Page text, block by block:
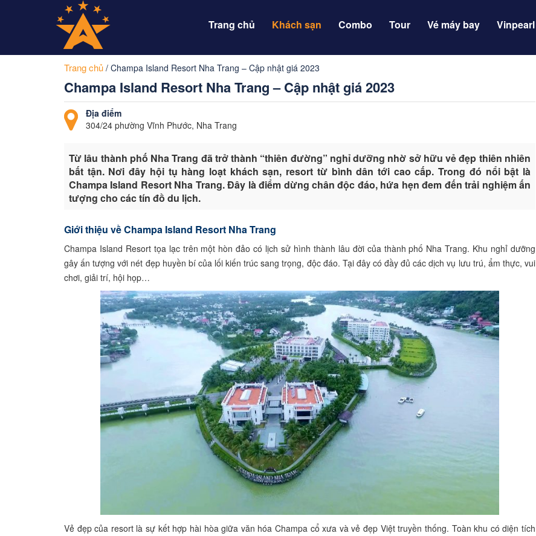
Trang chủ Khách sạn Combo Tour Vé máy bay Vinpearl
Trang chủ / Champa Island Resort Nha Trang – Cập nhật giá 2023
Champa Island Resort Nha Trang – Cập nhật giá 2023
Địa điểm
304/24 phường Vĩnh Phước, Nha Trang
Từ lâu thành phố Nha Trang đã trở thành “thiên đường” nghỉ dưỡng nhờ sở hữu vẻ đẹp thiên nhiên
bất tận. Nơi đây hội tụ hàng loạt khách sạn, resort từ bình dân tới cao cấp. Trong đó nổi bật là
Champa Island Resort Nha Trang. Đây là điểm dừng chân độc đáo, hứa hẹn đem đến trải nghiệm ấn
tượng cho các tín đồ du lịch.
Giới thiệu về Champa Island Resort Nha Trang
Champa Island Resort tọa lạc trên một hòn đảo có lịch sử hình thành lâu đời của thành phố Nha Trang. Khu nghỉ dưỡng
gây ấn tượng với nét đẹp huyền bí của lối kiến trúc sang trọng, độc đáo. Tại đây có đầy đủ các dịch vụ lưu trú, ẩm thực, vui
chơi, giải trí, hội họp…
Vẻ đẹp của resort là sự kết hợp hài hòa giữa văn hóa Champa cổ xưa và vẻ đẹp Việt truyền thống. Toàn khu có diện tích